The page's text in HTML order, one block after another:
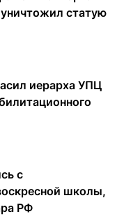
статую
иерарха УПЦ
с
школы,
РФ